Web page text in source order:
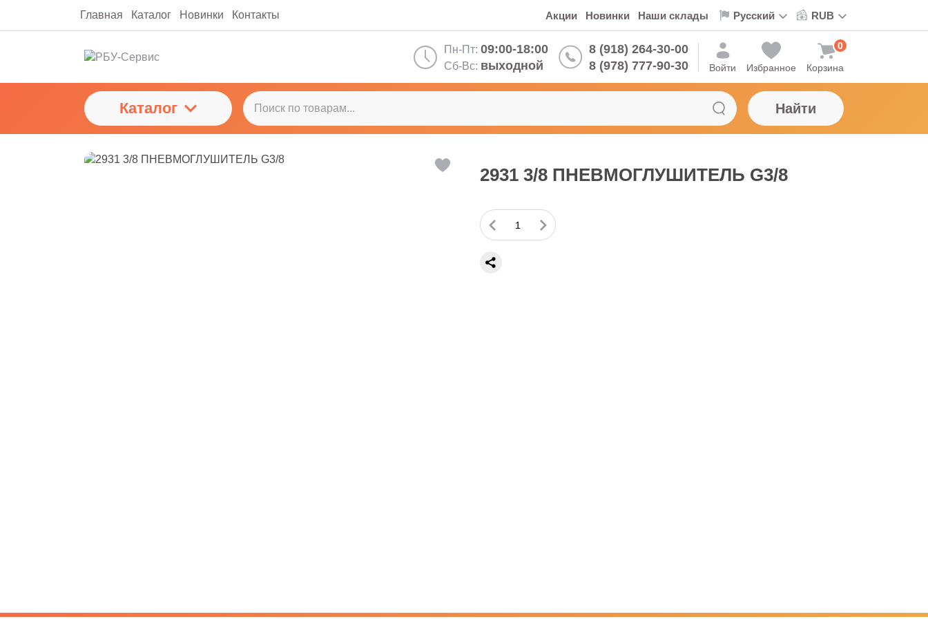
Главная Каталог Новинки Контакты Акции Новинки Наши склады
Пн-Пт: 09:00-18:00
Сб-Вс: выходной
8 (918) 264-30-00
8 (978) 777-90-30
Войти Избранное Корзина
0
Каталог Найти
2931 3/8 ПНЕВМОГЛУШИТЕЛЬ G3/8